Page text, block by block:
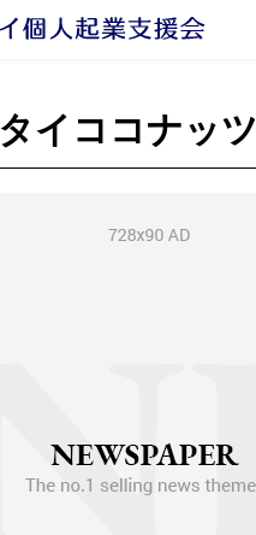
タイココナッツ